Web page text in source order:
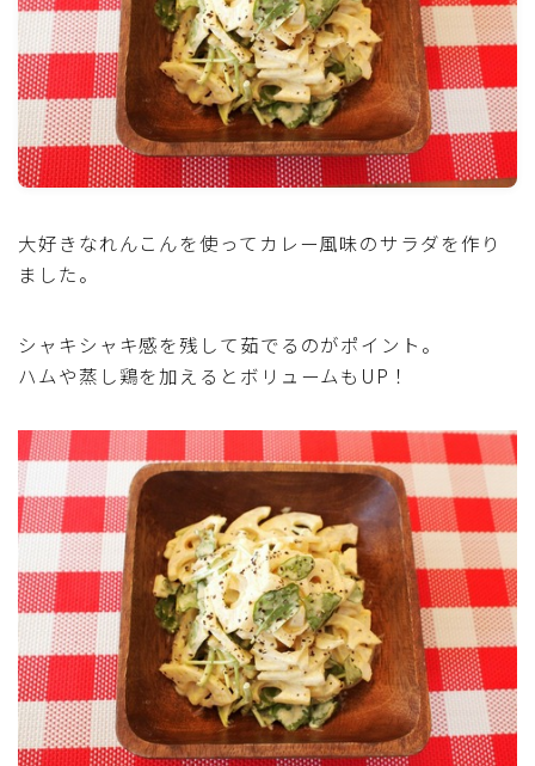
牛肉料理
ひき肉料理
魚介料理
野菜料理(ブロッコリー・カリフラワー・パプリカ・菜
野菜料理(きゅうり・なす・トマト・ピーマン・かぼち
野菜料理(キャベツ・白菜・ほうれん草・レタス・小松
菜・にら)
野菜料理(ズッキーニ・コーン・いんげん・そら豆・え
んどう・オクラ)
野菜料理(玉ねぎ・ねぎ・アボカド・青梗菜・セロリ・
アスパラガス)
根菜料理（にんじん・ごぼう・かぶ・大根・れんこん・
ビーツ)
大好きなれんこんを使ってカレー風味のサラダを作り
ました。
シャキシャキ感を残して茹でるのがポイント。
ハムや蒸し鶏を加えるとボリュームもUP！